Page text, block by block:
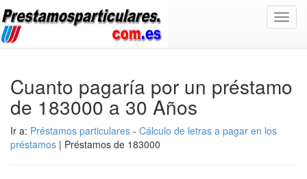
Cuanto pagaría por un préstamo
de 183000 a 30 Años
Ir a: Préstamos particulares - Cálculo de letras a pagar en los
préstamos | Préstamos de 183000